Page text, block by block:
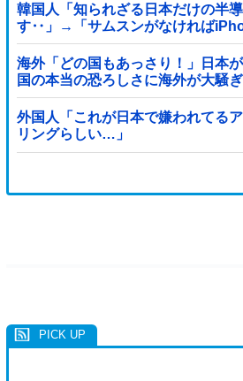
韓国人「知られざる日本だけの半
す‥」→「サムスンがなければ
ていたのに‥」
海外「どの国もあっさり！」日本
国の本当の恐ろしさに海外が大騒ぎ
外国人「これが日本で嫌われてる
リングらしい…」